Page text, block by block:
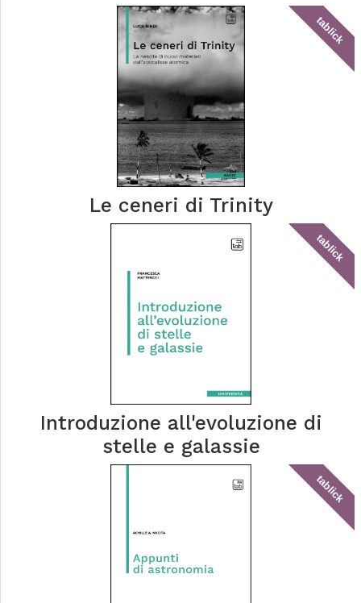
tablick
Le ceneri di Trinity
tablick
Introduzione all'evoluzione di
stelle e galassie
tablick